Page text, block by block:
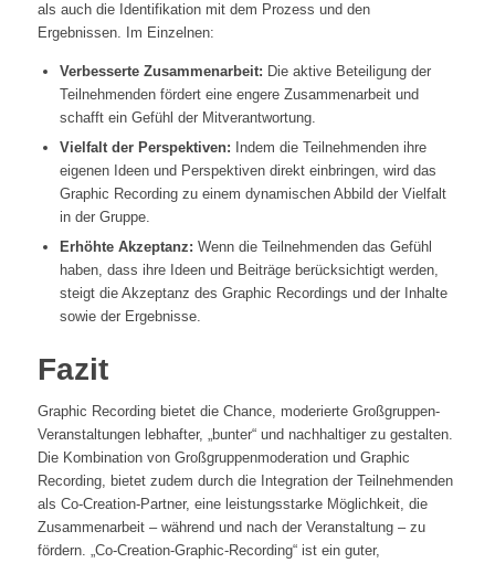
als auch die Identifikation mit dem Prozess und den
Ergebnissen. Im Einzelnen:
Verbesserte Zusammenarbeit: Die aktive Beteiligung der
Teilnehmenden fördert eine engere Zusammenarbeit und
schafft ein Gefühl der Mitverantwortung.
Vielfalt der Perspektiven: Indem die Teilnehmenden ihre
eigenen Ideen und Perspektiven direkt einbringen, wird das
Graphic Recording zu einem dynamischen Abbild der Vielfalt
in der Gruppe.
Erhöhte Akzeptanz: Wenn die Teilnehmenden das Gefühl
haben, dass ihre Ideen und Beiträge berücksichtigt werden,
steigt die Akzeptanz des Graphic Recordings und der Inhalte
sowie der Ergebnisse.
Fazit
Graphic Recording bietet die Chance, moderierte Großgruppen-
Veranstaltungen lebhafter, „bunter“ und nachhaltiger zu gestalten.
Die Kombination von Großgruppenmoderation und Graphic
Recording, bietet zudem durch die Integration der Teilnehmenden
als Co-Creation-Partner, eine leistungsstarke Möglichkeit, die
Zusammenarbeit – während und nach der Veranstaltung – zu
fördern. „Co-Creation-Graphic-Recording“ ist ein guter,